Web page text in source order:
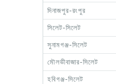
দিনাজপুর-রংপুর
সিলেট-সিলেট
সুনামগঞ্জ-সিলেট
মৌলভীবাজার-সিলেট
হবিগঞ্জ-সিলেট